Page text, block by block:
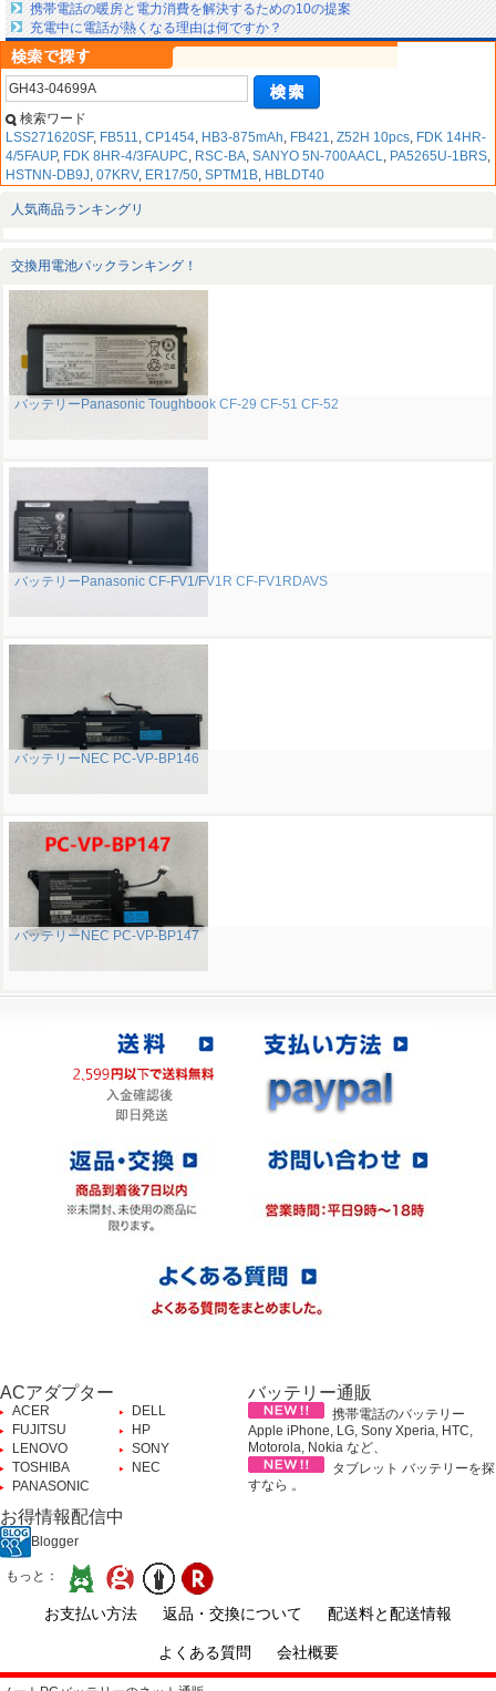
携帯電話の暖房と電力消費を解決するための10の提案
充電中に電話が熱くなる理由は何ですか？
検索ワード
LSS271620SF, FB511, CP1454, HB3-875mAh, FB421, Z52H 10pcs, FDK 14HR-
4/5FAUP, FDK 8HR-4/3FAUPC, RSC-BA, SANYO 5N-700AACL, PA5265U-1BRS,
HSTNN-DB9J, 07KRV, ER17/50, SPTM1B, HBLDT40
人気商品ランキングリ
交換用電池パックランキング！
バッテリーPanasonic Toughbook CF-29 CF-51 CF-52
バッテリーPanasonic CF-FV1/FV1R CF-FV1RDAVS
バッテリーNEC PC-VP-BP146
バッテリーNEC PC-VP-BP147
ACアダプター
ACER
DELL
FUJITSU
HP
LENOVO
SONY
TOSHIBA
NEC
PANASONIC
バッテリー通販
携帯電話のバッテリー
Apple iPhone, LG, Sony Xperia, HTC,
Motorola, Nokia など、
タブレット バッテリーを探
すなら 。
お得情報配信中
Blogger
もっと：
お支払い方法 返品・交換について 配送料と配送情報
よくある質問 会社概要